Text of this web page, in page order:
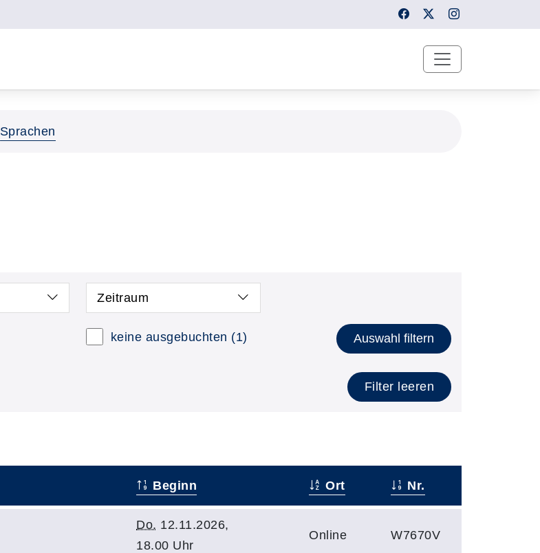
Sprachen
Zeitraum
keine ausgebuchten (1) Auswahl filtern
Filter leeren
Beginn Ort Nr.
Do. 12.11.2026,
18.00 Uhr
Online W7670V